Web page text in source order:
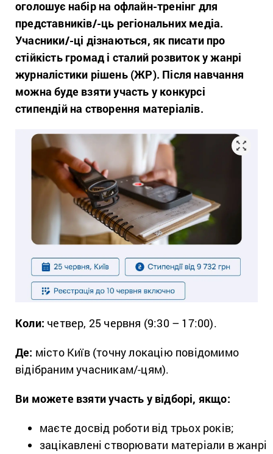
оголошує набір на офлайн-тренінг для
представників/-ць регіональних медіа.
Учасники/-ці дізнаються, як писати про
стійкість громад і сталий розвиток у жанрі
журналістики рішень (ЖР). Після навчання
можна буде взяти участь у конкурсі
стипендій на створення матеріалів.
Коли: четвер, 25 червня (9:30 – 17:00).
Де: місто Київ (точну локацію повідомимо
відібраним учасникам/-цям).
Ви можете взяти участь у відборі, якщо:
маєте досвід роботи від трьох років;
зацікавлені створювати матеріали в жанрі